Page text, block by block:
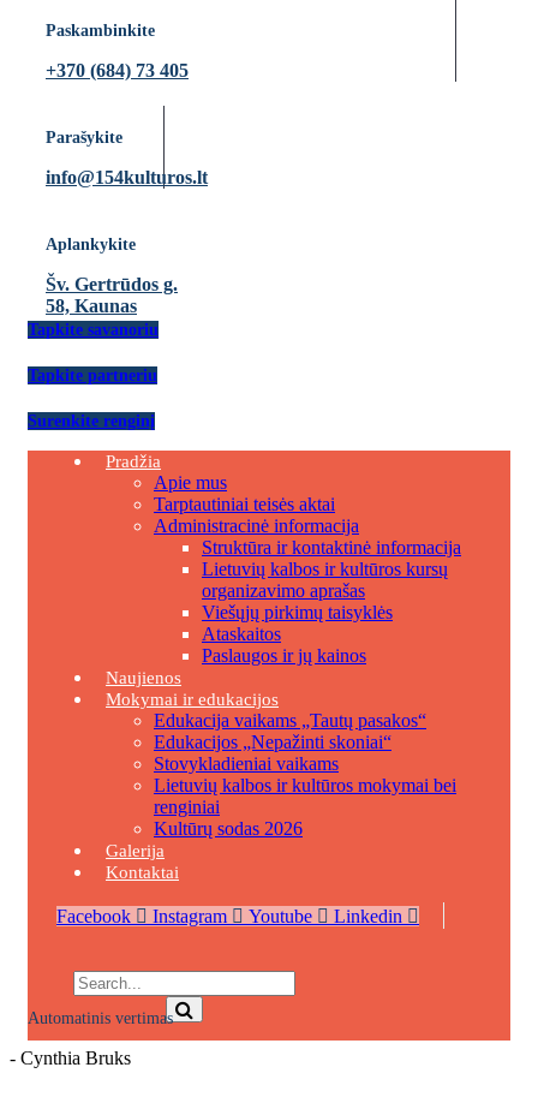
Paskambinkite
+370 (684) 73 405
Parašykite
info@154kulturos.lt
Aplankykite
Šv. Gertrūdos g.
58, Kaunas
Tapkite savanoriu
Tapkite partneriu
Surenkite renginį
Pradžia
Apie mus
Tarptautiniai teisės aktai
Administracinė informacija
Struktūra ir kontaktinė informacija
Lietuvių kalbos ir kultūros kursų
organizavimo aprašas
Viešųjų pirkimų taisyklės
Ataskaitos
Paslaugos ir jų kainos
Naujienos
Mokymai ir edukacijos
Edukacija vaikams „Tautų pasakos“
Edukacijos „Nepažinti skoniai“
Stovykladieniai vaikams
Lietuvių kalbos ir kultūros mokymai bei
renginiai
Kultūrų sodas 2026
Galerija
Kontaktai
Facebook Instagram Youtube Linkedin
Automatinis vertimas
- Cynthia Bruks